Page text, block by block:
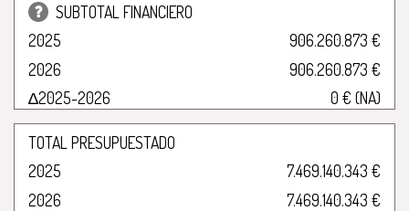
SUBTOTAL FINANCIERO
2025
906.260.873 €
2026
906.260.873 €
∆2025-2026
0 € (NA)
TOTAL PRESUPUESTADO
2025
7.469.140.343 €
2026
7.469.140.343 €